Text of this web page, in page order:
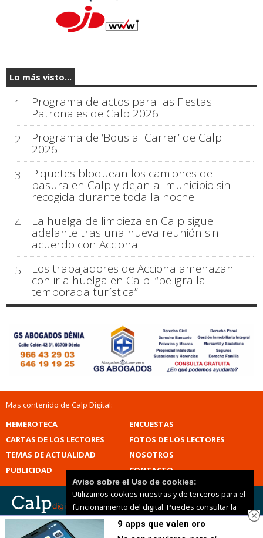
Lo más visto...
1 Programa de actos para las Fiestas
Patronales de Calp 2026
2
Programa de ‘Bous al Carrer’ de Calp
2026
3
Piquetes bloquean los camiones de
basura en Calp y dejan al municipio sin
recogida durante toda la noche
4
La huelga de limpieza en Calp sigue
adelante tras una nueva reunión sin
acuerdo con Acciona
5
Los trabajadores de Acciona amenazan
con ir a huelga en Calp: “peligra la
temporada turística”
Mas contenido de Calp Digital:
HEMEROTECA
ENCUESTAS
CARTAS DE LOS LECTORES
FOTOS DE LOS LECTORES
TEMAS DE ACTUALIDAD
NOSOTROS
PUBLICIDAD
CONTACTO
Calp Digital |Términos de uso Protección de datos
9 apps que valen oro
Aviso sobre el Uso de cookies:
Utilizamos cookies nuestras y de terceros para el
funcionamiento del digital. Puedes consultar la
lista de cookies y como desconectarlas.
nuestra Política de Privacidad y Cookies